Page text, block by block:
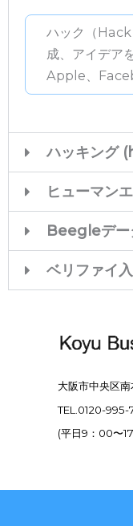
ハック（
成、アイデア
Apple、
ハッキング
ヒューマン
Beegleデー
ベリファイ
大阪市中央区
TEL.0120-995-
(平日9：00〜